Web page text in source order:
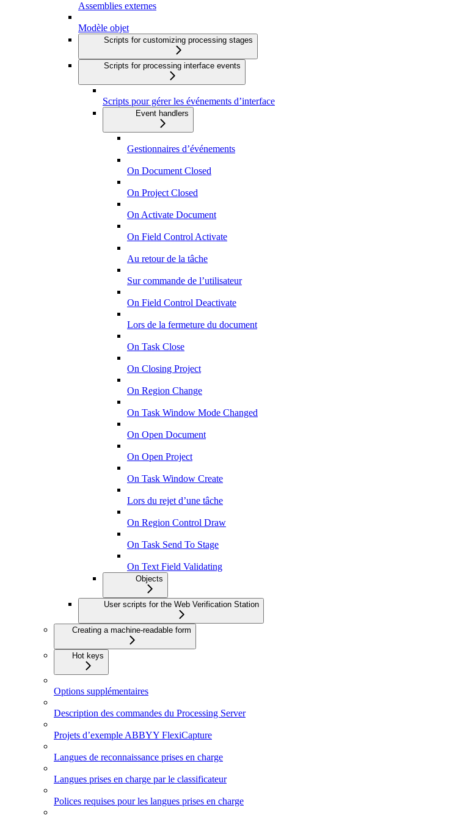
Assemblies externes
Modèle objet
Scripts for customizing processing stages
Scripts for processing interface events
Scripts pour gérer les événements d’interface
Event handlers
Gestionnaires d’événements
On Document Closed
On Project Closed
On Activate Document
On Field Control Activate
Au retour de la tâche
Sur commande de l’utilisateur
On Field Control Deactivate
Lors de la fermeture du document
On Task Close
On Closing Project
On Region Change
On Task Window Mode Changed
On Open Document
On Open Project
On Task Window Create
Lors du rejet d’une tâche
On Region Control Draw
On Task Send To Stage
On Text Field Validating
Objects
User scripts for the Web Verification Station
Creating a machine-readable form
Hot keys
Options supplémentaires
Description des commandes du Processing Server
Projets d’exemple ABBYY FlexiCapture
Langues de reconnaissance prises en charge
Langues prises en charge par le classificateur
Polices requises pour les langues prises en charge